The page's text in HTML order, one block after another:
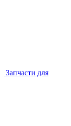
Запчасти для